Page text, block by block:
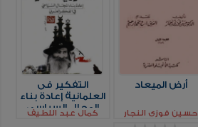
أرض الميعاد
حسين فوزي النجار
التفكير فى
العلمانية إعادة بناء
المجال السياسى
فى الفكر العربى
كمال عبد اللطيف